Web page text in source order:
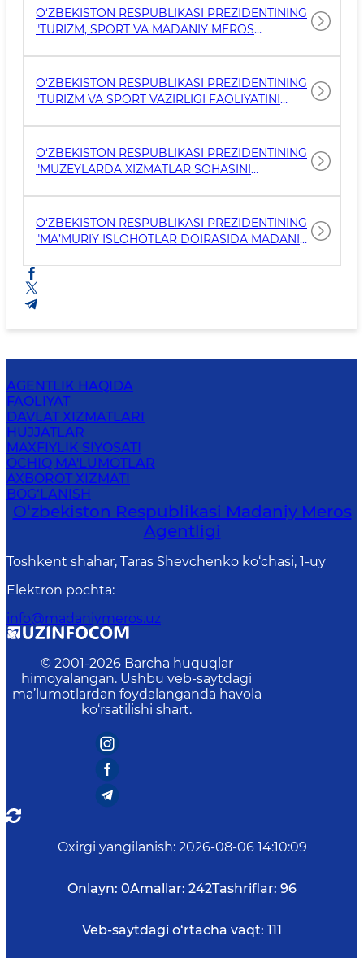
HAMDA SOHANI INNOVATSION
RIVOJLANTIRISH CHORA-TADBIRLARI
O‘ZBEKISTON RESPUBLIKASI PREZIDENTINING
"TURIZM, SPORT VA MADANIY MEROS
YANADA TAKOMILLASHTIRISH CHORA-
TADBIRLARI TO‘G‘RISIDA" GI FARMONI
O‘ZBEKISTON RESPUBLIKASI PREZIDENTINING
"TURIZM VA SPORT VAZIRLIGI FAOLIYATINI
O‘ZBEKISTON RESPUBLIKASI PREZIDENTINING
"MUZEYLARDA XIZMATLAR SOHASINI
TO‘G‘RISIDA" GI QARORI
O‘ZBEKISTON RESPUBLIKASI PREZIDENTINING
"MA’MURIY ISLOHOTLAR DOIRASIDA MADANIY
TO‘G‘RISIDA"GI QARORI
AGENTLIK HAQIDA
FAOLIYAT
DAVLAT XIZMATLARI
HUJJATLAR
MAXFIYLIK SIYOSATI
OCHIQ MA'LUMOTLAR
AXBOROT XIZMATI
BOG‘LANISH
O‘zbekiston Respublikasi Madaniy Meros
Agentligi
Toshkent shahar, Taras Shevchenko ko‘chasi, 1-uy
Elektron pochta:
info@madaniymeros.uz
© 2001-2026 Barcha huquqlar
himoyalangan. Ushbu veb-saytdagi
ma’lumotlardan foydalanganda havola
ko‘rsatilishi shart.
Oxirgi yangilanish: 2026-08-06 14:10:09
Onlayn: 0Amallar: 242Tashriflar: 96
Veb-saytdagi o‘rtacha vaqt: 111